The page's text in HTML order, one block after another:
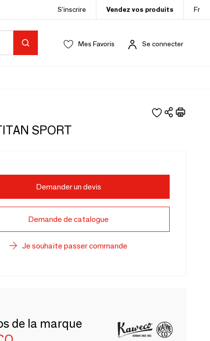
S’inscrire Vendez vos produits Fr
Mes Favoris Se connecter
SPORT
Demander un devis
Demande de catalogue
Je souhaite passer commande
de la marque